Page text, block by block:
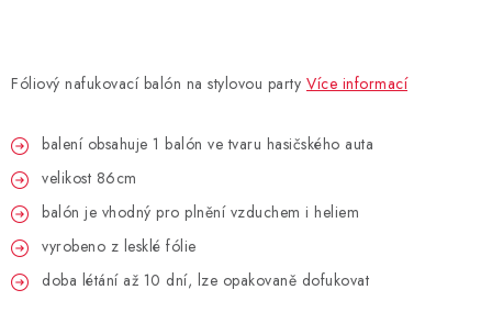
DÁRKY
HELIUM NA BALÓNKY
LAMPIONY
OSLAVA PODLE BAREV
Fóliový nafukovací balón na stylovou party Více informací
balení obsahuje 1 balón ve tvaru hasičského auta
velikost 86cm
balón je vhodný pro plnění vzduchem i heliem
vyrobeno z lesklé fólie
doba létání až 10 dní, lze opakovaně dofukovat